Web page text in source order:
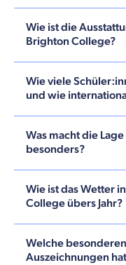
Wie ist die
Brighton College?
Wie viele
und wie
Was macht die
besonders?
Wie ist das Wetter
College übers Jahr?
Welche
Auszeichnungen